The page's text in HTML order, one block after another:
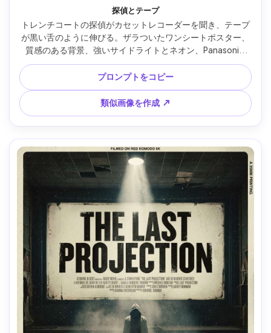
探偵とテープ
トレンチコートの探偵がカセットレコーダーを聞き、テープ
が黒い舌のように伸びる。ザラついたワンシートポスター、
質感のある背景、強いサイドライトとネオン、Panasonic
S5II・50mm f/1.4、ダッチティルトのクローズアップ、ノワ
ールホラー調、リアルな肌、自然な影、フィルムの傷、高解
像度、ミニマルな金箔書体の架空タイトル、300dpi印刷対応
--ar 4:5
プロンプトをコピー
類似画像を作成 ↗